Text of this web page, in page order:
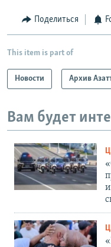
Поделиться
This item is part of
Новости Архив
Вам будет